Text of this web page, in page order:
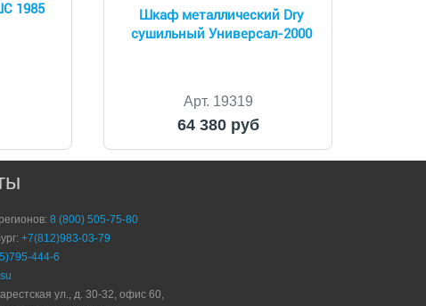
1985
Шкаф металлический Dry
сушильный Универсал-2000
Арт. 19319
64 380 руб
8 (800) 505-75-80
+7(812)983-03-79
444-6
ул., д. 30-32, офис 60,